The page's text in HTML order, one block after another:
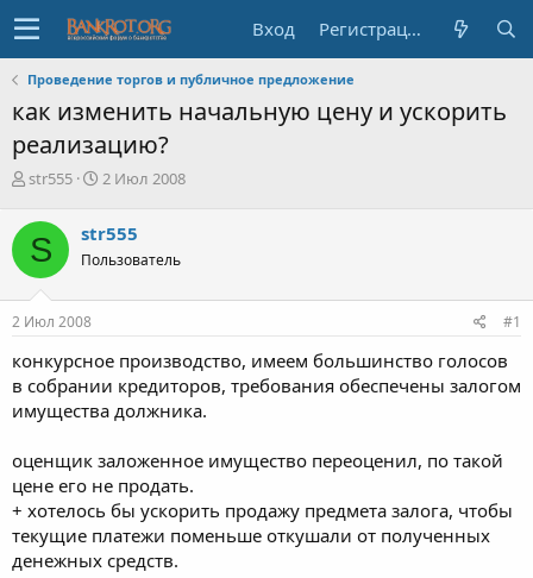
Вход Регистрация
Проведение торгов и публичное предложение
как изменить начальную цену и ускорить
реализацию?
А
т
о
р
т
е
м
str555
Д
а
н
ч
а
2 Июл 2008
S str555
Пользователь
2 Июл 2008 #1
конкурсное производство, имеем большинство голосов
в собрании кредиторов, требования обеспечены залогом
имущества должника.
оценщик заложенное имущество переоценил, по такой
цене его не продать.
+ хотелось бы ускорить продажу предмета залога, чтобы
текущие платежи поменьше откушали от полученных
денежных средств.